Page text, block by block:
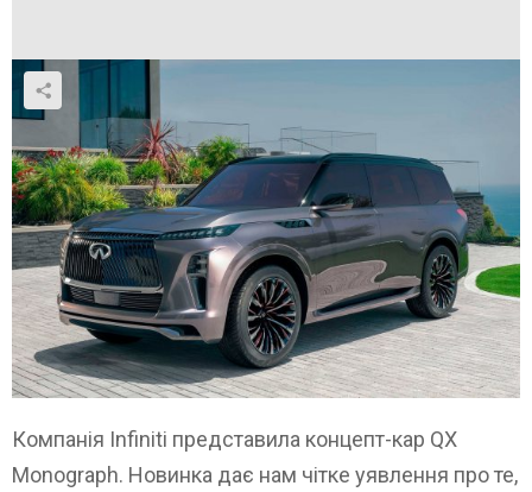
Компанія Infiniti представила концепт-кар QX
Monograph. Новинка дає нам чітке уявлення про те,